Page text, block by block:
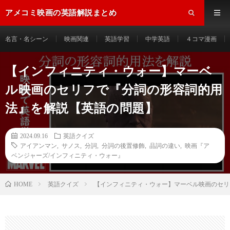
アメコミ映画の英語解説まとめ
名言・名シーン 映画関連 英語学習 中学英語 ４コマ漫画
【インフィニティ・ウォー】マーベ
ル映画のセリフで『分詞の形容詞的用
法』を解説【英語の問題】
2024.09.16
英語クイズ
アイアンマン
サノス 分詞 分詞の後置修飾 品詞の違い
映画『ア
ベンジャーズ/インフィニティ・ウォー』
HOME 英語クイズ 【インフィニティ・ウォー】マーベル映画のセ